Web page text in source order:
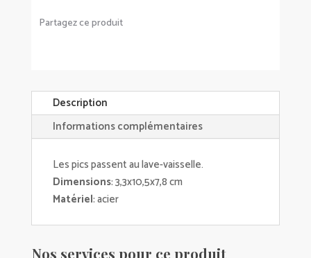
Partagez ce produit
Description
Informations complémentaires
Les pics passent au lave-vaisselle.
Dimensions: 3,3x10,5x7,8 cm
Matériel: acier
Nos services pour ce produit